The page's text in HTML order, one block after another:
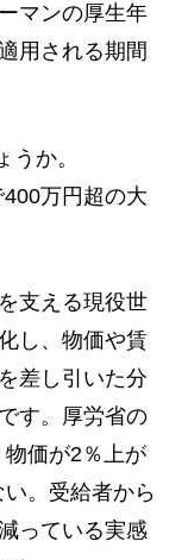
マンの厚生年
用される期間
か。
万円超の大
支える現役世
し、物価や賃
差し引いた分
す。厚労省の
価が2％上が
。受給者から
っている実感